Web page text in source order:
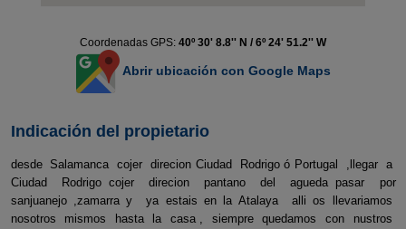
Coordenadas GPS: 40º 30' 8.8'' N / 6º 24' 51.2'' W
Abrir ubicación con Google Maps
Indicación del propietario
desde Salamanca cojer direcion Ciudad Rodrigo ó Portugal ,llegar a
Ciudad Rodrigo cojer direcion pantano del agueda pasar por
sanjuanejo ,zamarra y ya estais en la Atalaya alli os llevariamos
nosotros mismos hasta la casa , siempre quedamos con nustros